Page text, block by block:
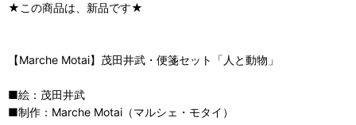
★この商品は、新品です★
【Marche Motai】茂田井武・便箋セット「人と動物」
■絵：茂田井武
■制作：Marche Motai（マルシェ・モタイ）